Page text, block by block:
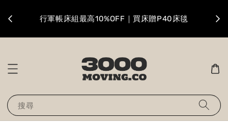
行軍帳床組最高10%OFF｜買床贈P40床毯
搜尋